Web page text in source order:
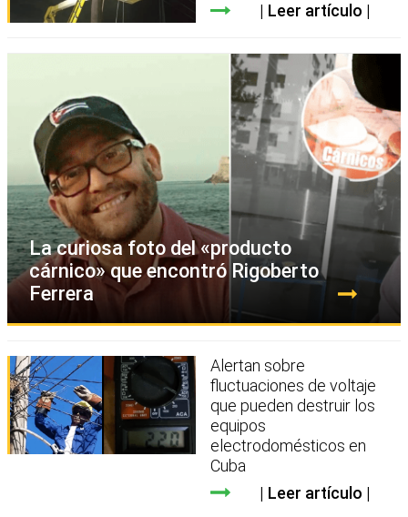
Leer artículo
La curiosa foto del «producto
cárnico» que encontró Rigoberto
Ferrera
Alertan sobre
fluctuaciones de voltaje
que pueden destruir los
equipos
electrodomésticos en
Cuba
Leer artículo